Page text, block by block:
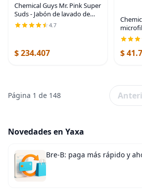
Chemical Guys Mr. Pink Super
Suds - Jabón de lavado de
coche más chenilla de
microfibra de alta calidad,
4.7
$ 234.407
calidad
lavado
lima,
$
Página 1 de 148
Novedades en Yaxa
Bre-B: paga más rápido y